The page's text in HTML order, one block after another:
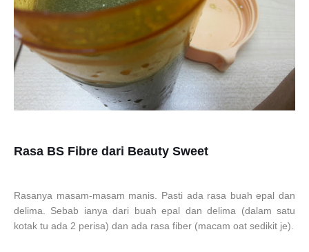
Rasa BS Fibre dari Beauty Sweet
Rasanya masam-masam manis. Pasti ada rasa buah epal dan
delima. Sebab ianya dari buah epal dan delima (dalam satu
kotak tu ada 2 perisa) dan ada rasa fiber (macam oat sedikit je).